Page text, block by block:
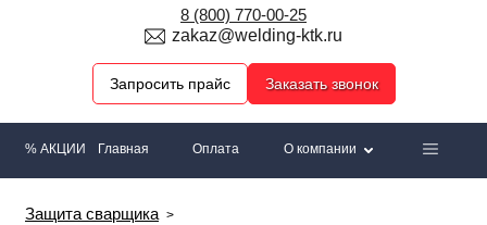
8 (800) 770-00-25
zakaz@welding-ktk.ru
Запросить прайс Заказать звонок
% АКЦИИ Главная Оплата О компании
Защита сварщика